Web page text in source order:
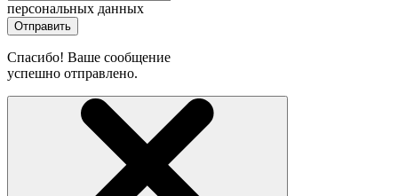
персональных данных
Отправить
Спасибо! Ваше сообщение
успешно отправлено.